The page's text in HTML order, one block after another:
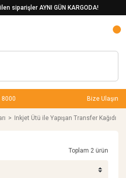
siparişler AYNI GÜN KARGODA!
8000 Bize Ulaşın
Inkjet Ütü ile Yapışan Transfer Kağıdı
Toplam 2 ürün